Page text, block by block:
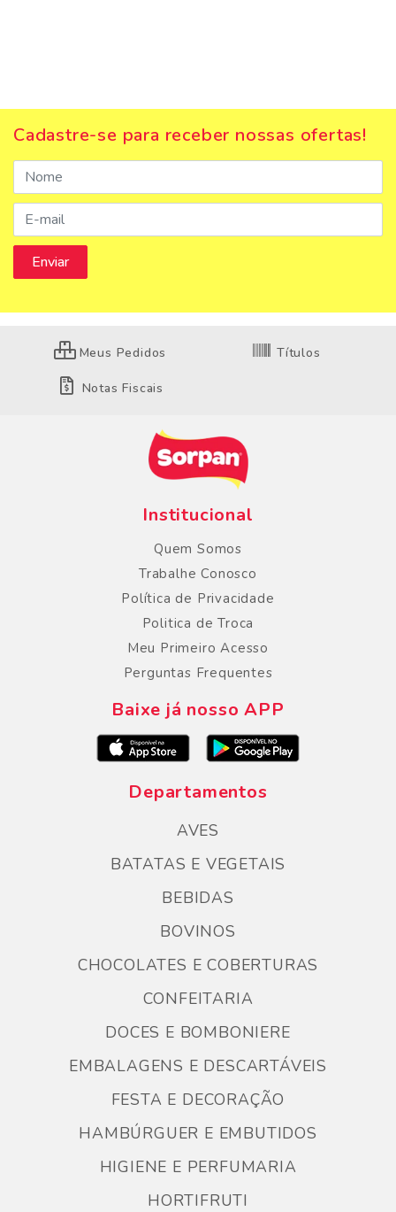
Cadastre-se para receber nossas ofertas!
Meus Pedidos Títulos
Notas Fiscais
Institucional
Quem Somos
Trabalhe Conosco
Política de Privacidade
Politica de Troca
Meu Primeiro Acesso
Perguntas Frequentes
Baixe já nosso APP
Departamentos
AVES
BATATAS E VEGETAIS
BEBIDAS
BOVINOS
CHOCOLATES E COBERTURAS
CONFEITARIA
DOCES E BOMBONIERE
EMBALAGENS E DESCARTÁVEIS
FESTA E DECORAÇÃO
HAMBÚRGUER E EMBUTIDOS
HIGIENE E PERFUMARIA
HORTIFRUTI